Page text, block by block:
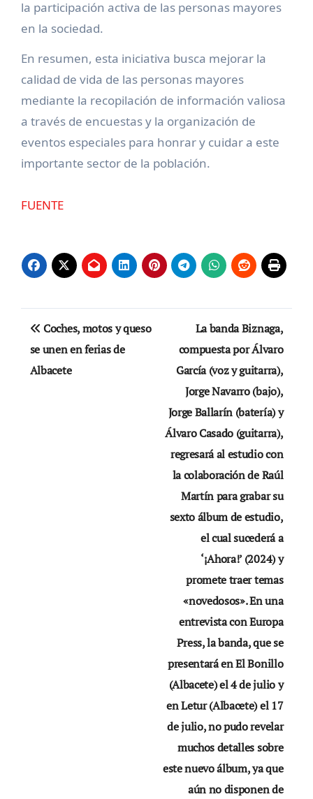
la participación activa de las personas mayores
en la sociedad.
En resumen, esta iniciativa busca mejorar la
calidad de vida de las personas mayores
mediante la recopilación de información valiosa
a través de encuestas y la organización de
eventos especiales para honrar y cuidar a este
importante sector de la población.
FUENTE
Navegación
de
entradas
Coches, motos y queso
se unen en ferias de
Albacete
La banda Biznaga,
compuesta por Álvaro
García (voz y guitarra),
Jorge Navarro (bajo),
Jorge Ballarín (batería) y
Álvaro Casado (guitarra),
regresará al estudio con
la colaboración de Raúl
Martín para grabar su
sexto álbum de estudio,
el cual sucederá a
‘¡Ahora!’ (2024) y
promete traer temas
«novedosos». En una
entrevista con Europa
Press, la banda, que se
presentará en El Bonillo
(Albacete) el 4 de julio y
en Letur (Albacete) el 17
de julio, no pudo revelar
muchos detalles sobre
este nuevo álbum, ya que
aún no disponen de